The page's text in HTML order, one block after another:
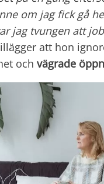
om jag fick gå
jag tvungen att
att hon
och vägrade